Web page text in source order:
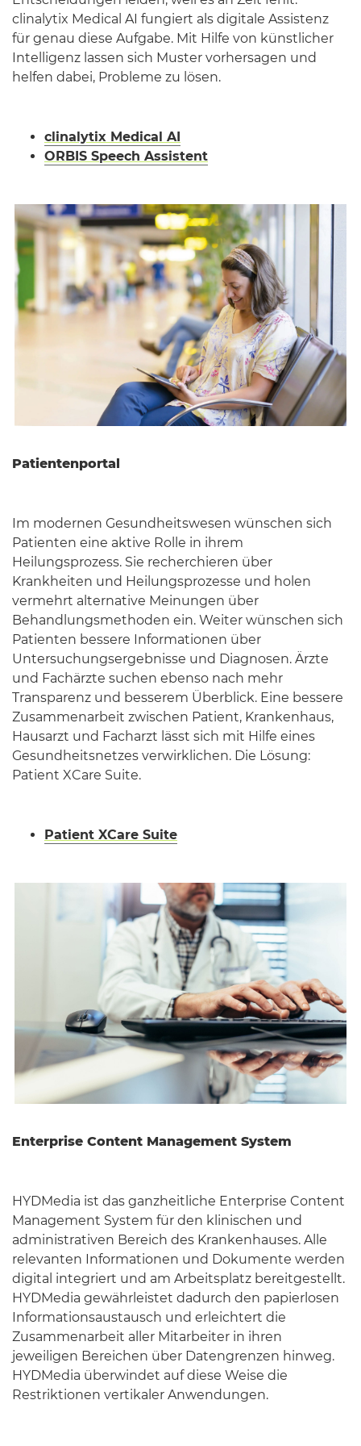
clinalytix Medical AI fungiert als digitale Assistenz
für genau diese Aufgabe. Mit Hilfe von künstlicher
Intelligenz lassen sich Muster vorhersagen und
helfen dabei, Probleme zu lösen.
clinalytix Medical AI
ORBIS Speech Assistent
Patientenportal
Im modernen Gesundheitswesen wünschen sich
Patienten eine aktive Rolle in ihrem
Heilungsprozess. Sie recherchieren über
Krankheiten und Heilungsprozesse und holen
vermehrt alternative Meinungen über
Behandlungsmethoden ein. Weiter wünschen sich
Patienten bessere Informationen über
Untersuchungsergebnisse und Diagnosen. Ärzte
und Fachärzte suchen ebenso nach mehr
Transparenz und besserem Überblick. Eine bessere
Zusammenarbeit zwischen Patient, Krankenhaus,
Hausarzt und Facharzt lässt sich mit Hilfe eines
Gesundheitsnetzes verwirklichen. Die Lösung:
Patient XCare Suite.
Patient XCare Suite
Enterprise Content Management System
HYDMedia ist das ganzheitliche Enterprise Content
Management System für den klinischen und
administrativen Bereich des Krankenhauses. Alle
relevanten Informationen und Dokumente werden
digital integriert und am Arbeitsplatz bereitgestellt.
HYDMedia gewährleistet dadurch den papierlosen
Informationsaustausch und erleichtert die
Zusammenarbeit aller Mitarbeiter in ihren
jeweiligen Bereichen über Datengrenzen hinweg.
HYDMedia überwindet auf diese Weise die
Restriktionen vertikaler Anwendungen.